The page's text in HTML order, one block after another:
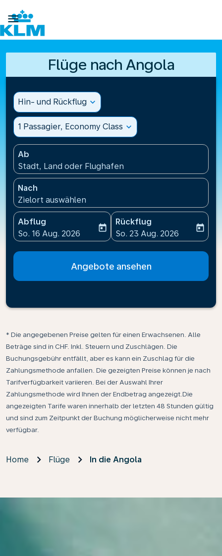

Flüge nach Angola
Hin- und Rückflug expand_more
1 Passagier, Economy Class expand_more
Ab
Stadt, Land oder Flughafen
Nach
Zielort auswählen
Abflug
fc-booking-departure-date-aria-label
So. 16 Aug. 2026
today
Rückflug
fc-booking-return-date-
So. 23 Aug. 2026
today
Angebote ansehen
* Die angegebenen Preise gelten für einen Erwachsenen. Alle
Beträge sind in CHF. Inkl. Steuern und Zuschlägen. Die
Buchungsgebühr entfällt, aber es kann ein Zuschlag für die
Zahlungsmethode anfallen. Die gezeigten Preise können je nach
Tarifverfügbarkeit variieren. Bei der Auswahl Ihrer
Zahlungsmethode wird Ihnen der Endbetrag angezeigt.Die
angezeigten Tarife waren innerhalb der letzten 48 Stunden gültig
und sind zum Zeitpunkt der Buchung möglicherweise nicht mehr
verfügbar.
Home Flüge In die Angola